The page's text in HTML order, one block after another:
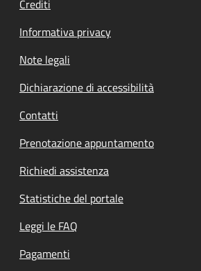
Crediti
Informativa privacy
Note legali
Dichiarazione di accessibilità
Contatti
Prenotazione appuntamento
Richiedi assistenza
Statistiche del portale
Leggi le FAQ
Pagamenti